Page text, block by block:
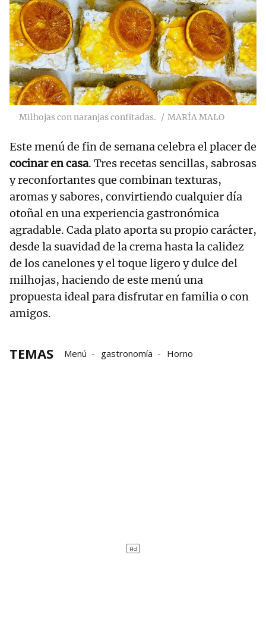
Milhojas con naranjas confitadas. MARÍA MALO
Este menú de fin de semana celebra el placer de
cocinar en casa. Tres recetas sencillas, sabrosas
y reconfortantes que combinan texturas,
aromas y sabores, convirtiendo cualquier día
otoñal en una experiencia gastronómica
agradable. Cada plato aporta su propio carácter,
desde la suavidad de la crema hasta la calidez
de los canelones y el toque ligero y dulce del
milhojas, haciendo de este menú una
propuesta ideal para disfrutar en familia o con
amigos.
TEMAS Menú gastronomía Horno